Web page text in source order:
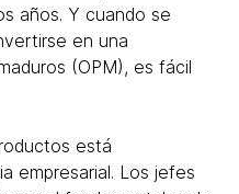
años. Y cuando se
en una
(OPM), es fácil
está
empresarial. Los jefes